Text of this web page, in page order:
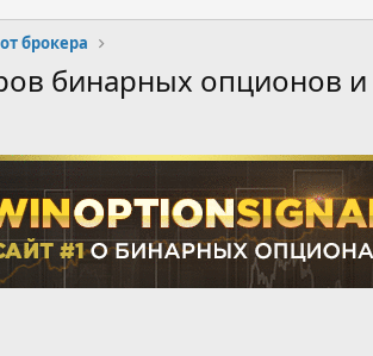
брокера
бинарных опционов